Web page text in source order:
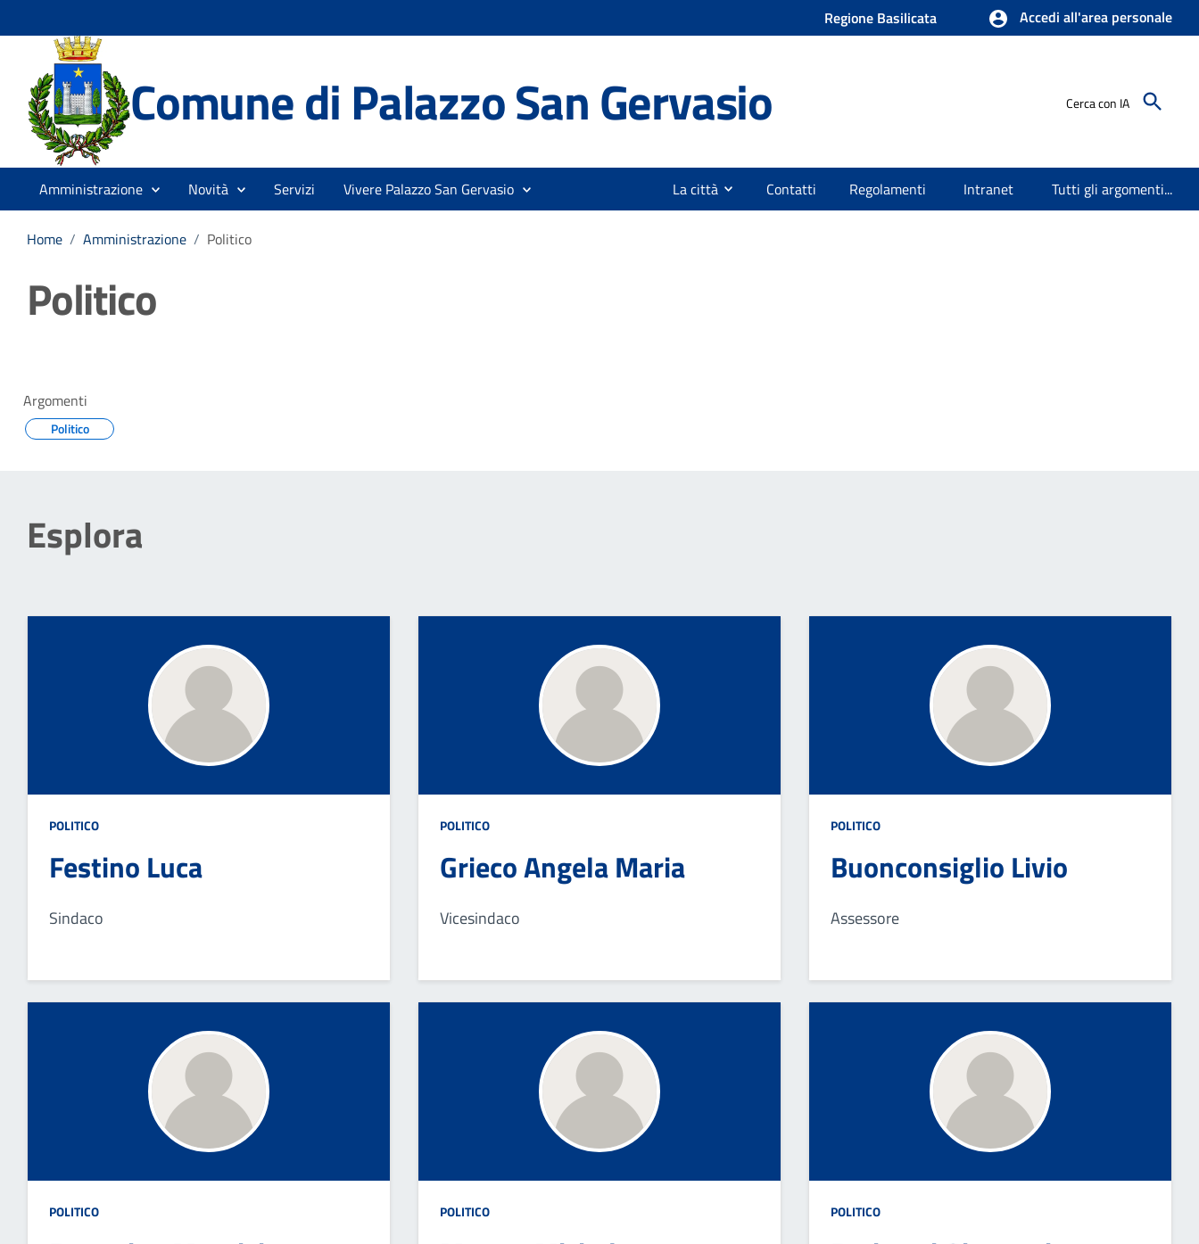
Regione Basilicata Accedi all'area personale
Comune di Palazzo San Gervasio Cerca con IA
Amministrazione Novità Servizi Vivere Palazzo San Gervasio La città Contatti Regolamenti Intranet Tutti gli argomenti...
Home / Amministrazione / Politico
Politico
Argomenti
Politico
Esplora
POLITICO
Festino Luca
Sindaco
POLITICO
Grieco Angela Maria
Vicesindaco
POLITICO
Buonconsiglio Livio
Assessore
POLITICO POLITICO POLITICO